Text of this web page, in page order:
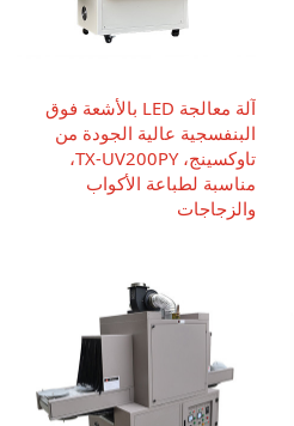
آلة معالجة LED بالأشعة فوق
البنفسجية عالية الجودة من
تاوكسينج، TX-UV200PY،
مناسبة لطباعة الأكواب
والزجاجات